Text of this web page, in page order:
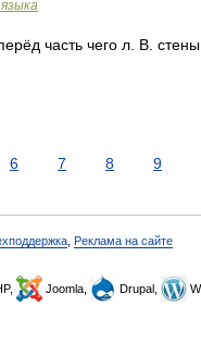
часть чего л. В.
6 7 8 9
Реклама на сайте
Joomla, Drupal,